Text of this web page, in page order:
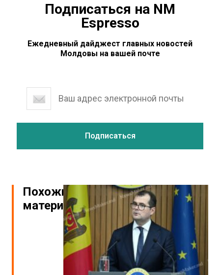
Подписаться на NM
Espresso
Ежедневный дайджест главных новостей
Молдовы на вашей почте
Похожие
материалы